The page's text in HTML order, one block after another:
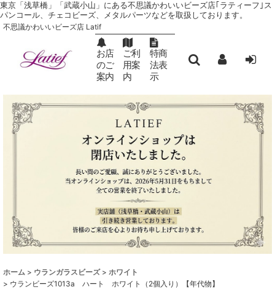
東京「浅草橋」「武蔵小山」にある不思議かわいいビーズ店｢ラティーフ｣ ス
パンコール、チェコビーズ、メタルパーツなどを取扱しております。
不思議かわいいビーズ店 Latif
お店
のご
案内
ご利
用案
内
特商
法表
示
ホーム > ウランガラスビーズ > ホワイト
> ウランビーズ1013a ハート ホワイト（2個入り）【年代物】